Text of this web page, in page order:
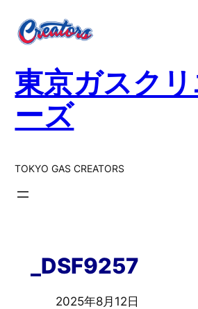
東京ガスク
ーズ
TOKYO GAS CREATORS
_DSF9257
2025年8月12日